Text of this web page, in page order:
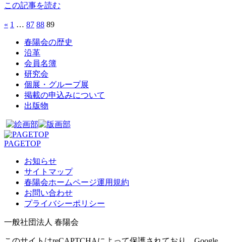
この記事を読む
« 1 … 87 88 89
春陽会の歴史
沿革
会員名簿
研究会
個展・グループ展
掲載の申込みについて
出版物
PAGETOP
お知らせ
サイトマップ
春陽会ホームページ運用規約
お問い合わせ
プライバシーポリシー
一般社団法人 春陽会